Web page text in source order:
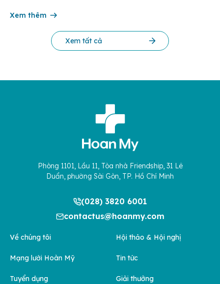
cứu Phát triển Doanh nghiệp Châu Á […]
Xem thêm
Xem tất cả
Phòng 1101, Lầu 11, Tòa nhà Friendship, 31 Lê
Duẩn, phường Sài Gòn, TP. Hồ Chí Minh
(028) 3820 6001
contactus@hoanmy.com
Về chúng tôi
Mạng lưới Hoàn Mỹ
Tuyển dụng
Hội thảo & Hội nghị
Tin tức
Giải thưởng